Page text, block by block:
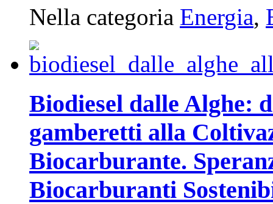
Nella categoria Energia,
Biodiesel dalle Alghe:
gamberetti alla
Biocarburante.
Biocarburanti